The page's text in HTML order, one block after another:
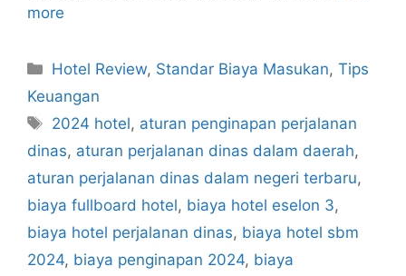
more
Categories
Hotel Review, Standar Biaya Masukan,Tips
Keuangan
Tags
2024 hotel, aturan penginapan perjalanan
dinas, aturan perjalanan dinas dalam daerah,
aturan perjalanan dinas dalam negeri terbaru,
biaya fullboard hotel, biaya hotel eselon 3,
biaya hotel perjalanan dinas, biaya hotel sbm
2024, biaya penginapan 2024, biaya